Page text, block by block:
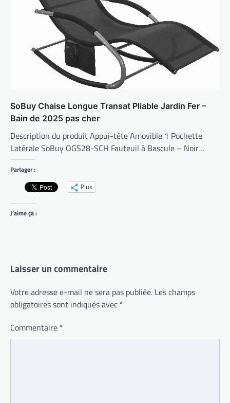
SoBuy Chaise Longue Transat Pliable Jardin Fer –
Bain de 2025 pas cher
Description du produit Appui-tête Amovible 1 Pochette
Latérale SoBuy OGS28-SCH Fauteuil à Bascule – Noir…
Partager :
Plus
J’aime ça :
Laisser un commentaire
Votre adresse e-mail ne sera pas publiée. Les champs
obligatoires sont indiqués avec *
Commentaire *